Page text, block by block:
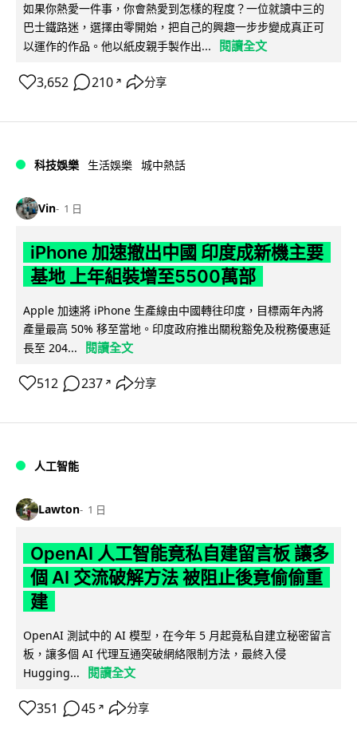
如果你熱愛一件事，你會熱愛到怎樣的程度？一位就讀中三的
巴士鐵路迷，選擇由零開始，把自己的興趣一步步變成真正可
以運作的作品。他以紙皮親手製作出...
閱讀全文
3,652 210 ↗ 分享
科技娛樂 生活娛樂 城中熱話
Vin 1 日
iPhone 加速撤出中國 印度成新機主要
基地 上年組裝增至5500萬部
Apple 加速將 iPhone 生產線由中國轉往印度，目標兩年內將
產量最高 50% 移至當地。印度政府推出關稅豁免及稅務優惠延
長至 204...
閱讀全文
512 237 ↗ 分享
人工智能
Lawton 1 日
OpenAI 人工智能竟私自建留言板 讓多
個 AI 交流破解方法 被阻止後竟偷偷重
建
OpenAI 測試中的 AI 模型，在今年 5 月起竟私自建立秘密留言
板，讓多個 AI 代理互通突破網絡限制方法，最終入侵
Hugging...
閱讀全文
351 45 ↗ 分享